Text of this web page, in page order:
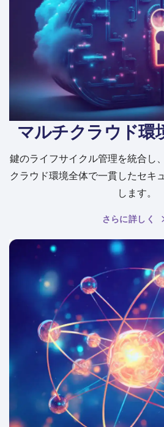
マルチクラウド環
鍵のライフサイクル管理を統合し
クラウド環境全体で一貫したセキ
します。
さらに詳しく